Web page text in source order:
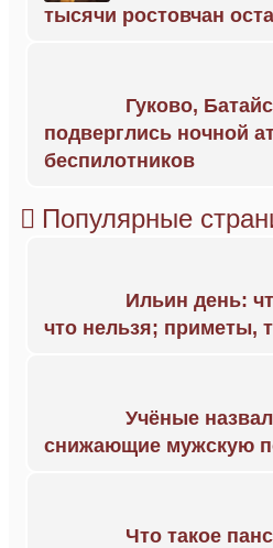
тысячи ростовчан
Гуково,
подверглись ночной
беспилотников
Популярные
Ильин день:
что нельзя; приметы,
Учёные
снижающие мужскую
Что такое